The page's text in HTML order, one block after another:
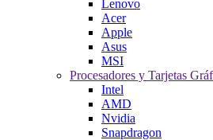
Lenovo
Acer
Apple
Asus
MSI
Procesadores y Tarjetas
Intel
AMD
Nvidia
Snapdragon